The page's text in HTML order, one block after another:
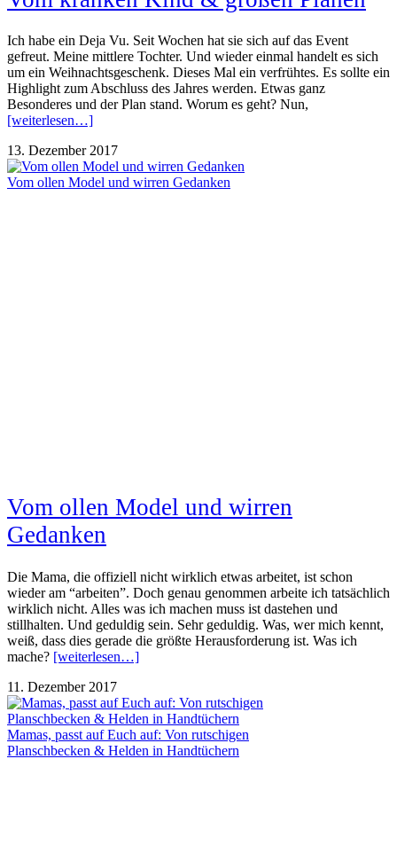
Ich habe ein Deja Vu. Seit Wochen hat sie sich auf das Event
gefreut. Meine mittlere Tochter. Und wieder einmal handelt es sich
um ein Weihnachtsgeschenk. Dieses Mal ein verfrühtes. Es sollte ein
Highlight zum Abschluss des Jahres werden. Etwas ganz
Besonderes und der Plan stand. Worum es geht? Nun,
[weiterlesen…]
13. Dezember 2017
Vom ollen Model und wirren Gedanken
Vom ollen Model und wirren
Gedanken
Die Mama, die offiziell nicht wirklich etwas arbeitet, ist schon
wieder am “arbeiten”. Doch genau genommen arbeite ich tatsächlich
wirklich nicht. Alles was ich machen muss ist dastehen und
stillhalten. Und geduldig sein. Sehr geduldig. Was, wer mich kennt,
weiß, dass dies gerade die größte Herausforderung ist. Was ich
mache? [weiterlesen…]
11. Dezember 2017
Mamas, passt auf Euch auf: Von rutschigen
Planschbecken & Helden in Handtüchern